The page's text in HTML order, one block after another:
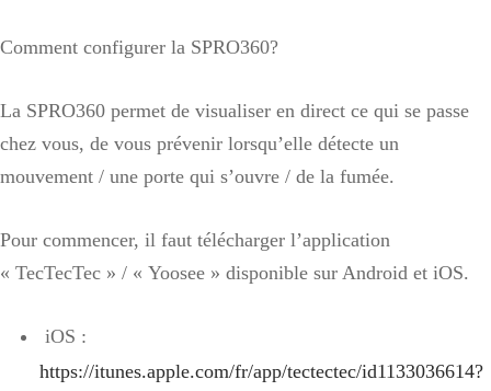
Comment configurer la SPRO360?
La SPRO360 permet de visualiser en direct ce qui se passe
chez vous, de vous prévenir lorsqu’elle détecte un
mouvement / une porte qui s’ouvre / de la fumée.
Pour commencer, il faut télécharger l’application
« TecTecTec » / « Yoosee » disponible sur Android et iOS.
iOS :
https://itunes.apple.com/fr/app/tectectec/id1133036614?